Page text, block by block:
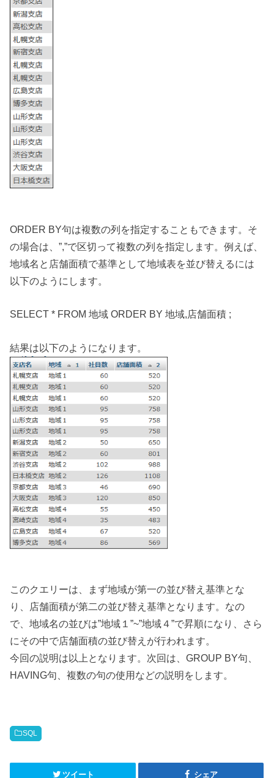
ORDER BY句は複数の列を指定することもできます。そ
の場合は、”,”で区切って複数の列を指定します。例えば、
地域名と店舗面積で基準として地域表を並び替えるには
以下のようにします。
SELECT * FROM 地域 ORDER BY 地域,店舗面積 ;
結果は以下のようになります。
このクエリーは、まず地域が第一の並び替え基準とな
り、店舗面積が第二の並び替え基準となります。なの
で、地域名の並びは”地域１”~”地域４”で昇順になり、さら
にその中で店舗面積の並び替えが行われます。
今回の説明は以上となります。次回は、GROUP BY句、
HAVING句、複数の句の使用などの説明をします。
SQL
ツイート シェア